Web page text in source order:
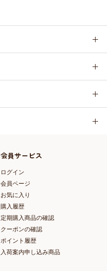
会員サービス
ログイン
会員ページ
お気に入り
購入履歴
定期購入商品の確認
クーポンの確認
ポイント履歴
入荷案内申し込み商品